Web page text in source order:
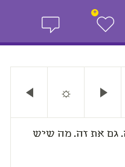
+
☼
גם את זה. מה שיש